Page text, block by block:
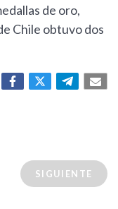
de oro,
Chile obtuvo dos
SIGUIENTE